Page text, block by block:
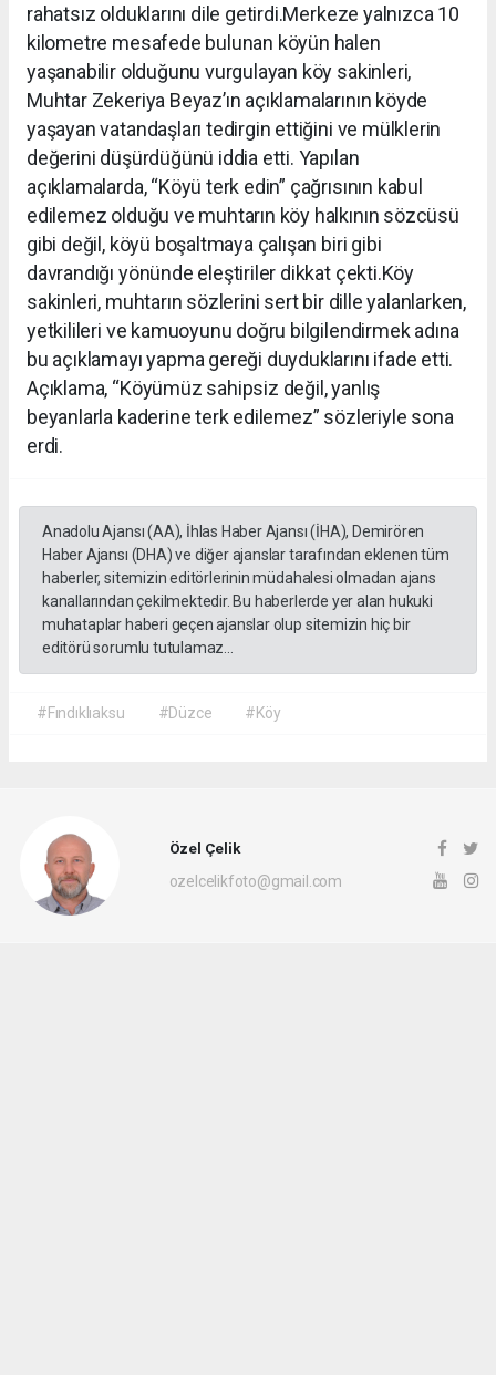
rahatsız olduklarını dile getirdi.Merkeze yalnızca 10
kilometre mesafede bulunan köyün halen
yaşanabilir olduğunu vurgulayan köy sakinleri,
Muhtar Zekeriya Beyaz’ın açıklamalarının köyde
yaşayan vatandaşları tedirgin ettiğini ve mülklerin
değerini düşürdüğünü iddia etti. Yapılan
açıklamalarda, “Köyü terk edin” çağrısının kabul
edilemez olduğu ve muhtarın köy halkının sözcüsü
gibi değil, köyü boşaltmaya çalışan biri gibi
davrandığı yönünde eleştiriler dikkat çekti.Köy
sakinleri, muhtarın sözlerini sert bir dille yalanlarken,
yetkilileri ve kamuoyunu doğru bilgilendirmek adına
bu açıklamayı yapma gereği duyduklarını ifade etti.
Açıklama, “Köyümüz sahipsiz değil, yanlış
beyanlarla kaderine terk edilemez” sözleriyle sona
erdi.
Anadolu Ajansı (AA), İhlas Haber Ajansı (İHA), Demirören
Haber Ajansı (DHA) ve diğer ajanslar tarafından eklenen tüm
haberler, sitemizin editörlerinin müdahalesi olmadan ajans
kanallarından çekilmektedir. Bu haberlerde yer alan hukuki
muhataplar haberi geçen ajanslar olup sitemizin hiç bir
editörü sorumlu tutulamaz...
#Fındıklıaksu #Düzce #Köy
Özel Çelik
ozelcelikfoto@gmail.com